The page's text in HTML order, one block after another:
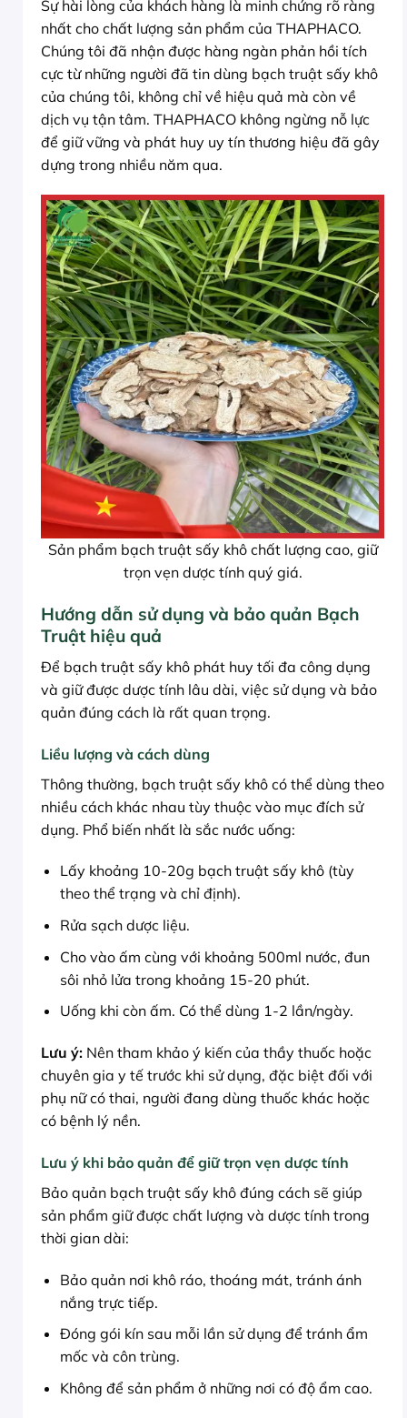
Sự hài lòng của khách hàng là minh chứng rõ ràng
nhất cho chất lượng sản phẩm của THAPHACO.
Chúng tôi đã nhận được hàng ngàn phản hồi tích
cực từ những người đã tin dùng bạch truật sấy khô
của chúng tôi, không chỉ về hiệu quả mà còn về
dịch vụ tận tâm. THAPHACO không ngừng nỗ lực
để giữ vững và phát huy uy tín thương hiệu đã gây
dựng trong nhiều năm qua.
Sản phẩm bạch truật sấy khô chất lượng cao, giữ
trọn vẹn dược tính quý giá.
Hướng dẫn sử dụng và bảo quản Bạch
Truật hiệu quả
Để bạch truật sấy khô phát huy tối đa công dụng
và giữ được dược tính lâu dài, việc sử dụng và bảo
quản đúng cách là rất quan trọng.
Liều lượng và cách dùng
Thông thường, bạch truật sấy khô có thể dùng theo
nhiều cách khác nhau tùy thuộc vào mục đích sử
dụng. Phổ biến nhất là sắc nước uống:
Lấy khoảng 10-20g bạch truật sấy khô (tùy
theo thể trạng và chỉ định).
Rửa sạch dược liệu.
Cho vào ấm cùng với khoảng 500ml nước, đun
sôi nhỏ lửa trong khoảng 15-20 phút.
Uống khi còn ấm. Có thể dùng 1-2 lần/ngày.
Lưu ý: Nên tham khảo ý kiến của thầy thuốc hoặc
chuyên gia y tế trước khi sử dụng, đặc biệt đối với
phụ nữ có thai, người đang dùng thuốc khác hoặc
có bệnh lý nền.
Lưu ý khi bảo quản để giữ trọn vẹn dược tính
Bảo quản bạch truật sấy khô đúng cách sẽ giúp
sản phẩm giữ được chất lượng và dược tính trong
thời gian dài:
Bảo quản nơi khô ráo, thoáng mát, tránh ánh
nắng trực tiếp.
Đóng gói kín sau mỗi lần sử dụng để tránh ẩm
mốc và côn trùng.
Không để sản phẩm ở những nơi có độ ẩm cao.